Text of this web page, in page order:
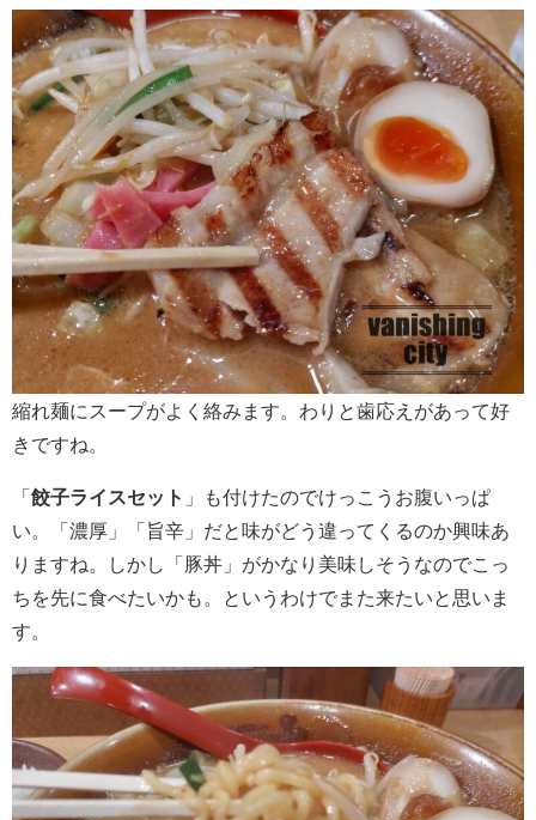
縮れ麺にスープがよく絡みます。わりと歯応えがあって好
きですね。
「 餃子ライスセット 」も付けたのでけっこうお腹いっぱ
い。「濃厚」「旨辛」だと味がどう違ってくるのか興味あ
りますね。しかし「豚丼」がかなり美味しそうなのでこっ
ちを先に食べたいかも。というわけでまた来たいと思いま
す。